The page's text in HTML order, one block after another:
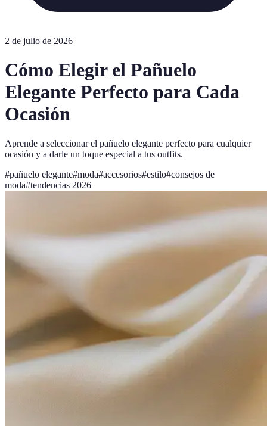
2 de julio de 2026
Cómo Elegir el Pañuelo
Elegante Perfecto para Cada
Ocasión
Aprende a seleccionar el pañuelo elegante perfecto para cualquier
ocasión y a darle un toque especial a tus outfits.
#pañuelo elegante#moda#accesorios#estilo#consejos de
moda#tendencias 2026